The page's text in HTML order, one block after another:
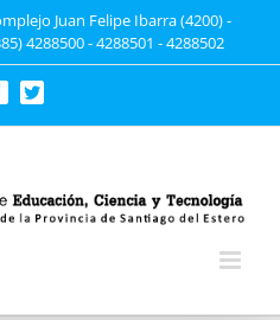
Juan Felipe Ibarra (4200) -
4288500 - 4288501 - 4288502
FacebookTwitter